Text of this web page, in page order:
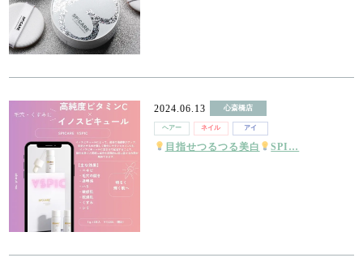
2024.06.13 心斎橋店
ヘアー ネイル アイ
目指せつるつる美白 SPI…